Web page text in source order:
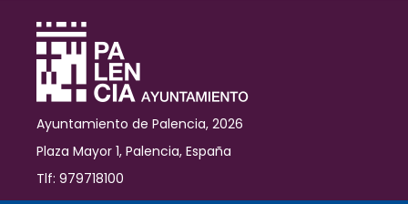
Ayuntamiento de Palencia, 2026
Plaza Mayor 1, Palencia, España
Tlf: 979718100